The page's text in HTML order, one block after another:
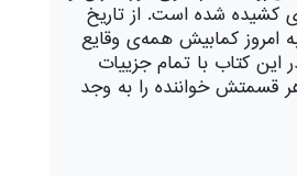
کشیده شده است. از تاریخ
امروز کمابیش همه‌ی وقایع
این کتاب با تمام جزییات
قسمتش خواننده را به وجد